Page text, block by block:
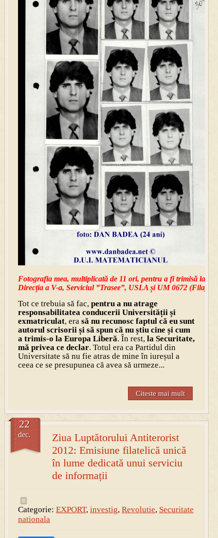
Fotografia mea, multiplicată de 11 ori, pentru a fi trimisă la
Direcția a V-a, Serviciul ”Trasee”, USLA și UM 0672 (Filaj)
Tot ce trebuia să fac,pentru a nu atrage
responsabilitatea conducerii Universității și
exmatriculat, era să nu recunosc faptul că eu sunt
autorul scrisorii și să spun că nu știu cine și cum
a trimis-o la Europa Liberă. În rest, la Securitate,
mă privea ce declar. Totul era ca Partidul din
Universitate să nu fie atras de mine în iureșul a
ceea ce se presupunea că avea să urmeze...
Citeste mai mult
Ziua Luptătorului Antiterorist
2012: Emisiune filatelică unică
în lume dedicată unui serviciu
de informații
22
dec.
Categorie: EXPORT, investig, Revolutie, Securitate
nationala